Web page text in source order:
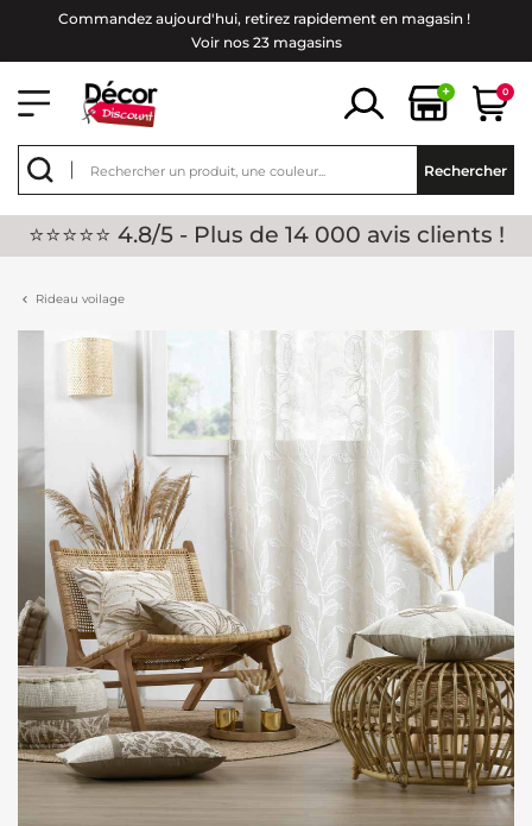
Commandez aujourd'hui, retirez rapidement en magasin !
Voir nos 23 magasins
+ 0
Rechercher
⭐⭐⭐⭐⭐ 4.8/5 - Plus de 14 000 avis clients !
Rideau voilage